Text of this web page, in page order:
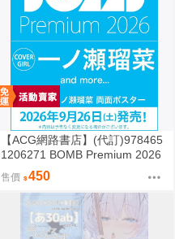
【ACG網路書店】(代訂)978465
1206271 BOMB Premium 2026
封面:一ノ瀬瑠菜 附:雙面海報
售價 450